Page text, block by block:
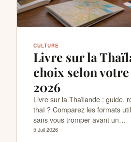
CULTURE
Livre sur la
choix selon
2026
Livre sur la Thaïlande : guide,
thaï ? Comparez les formats
sans vous tromper avant un…
5 Juil 2026